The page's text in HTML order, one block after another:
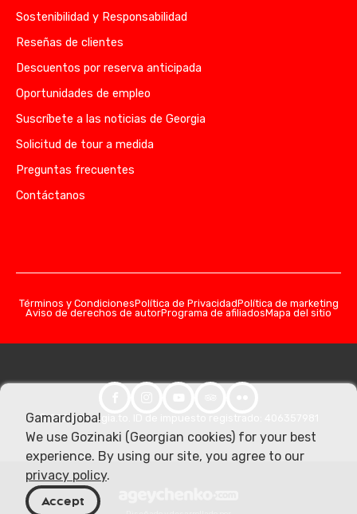
Sostenibilidad y Responsabilidad
Reseñas de clientes
Descuentos por reserva anticipada
Oportunidades de empleo
Suscríbete a las noticias de Georgia
Solicitud de tour a medida
Preguntas frecuentes
Contáctanos
Términos y CondicionesPolítica de PrivacidadPolítica de marketing
Aviso de derechos de autorPrograma de afiliadosMapa del sitio
© 2026 Georgia.to. ID de impuesto registrado: 406357981
Gamardjoba!
We use Gozinaki (Georgian cookies) for your best
experience. By using our site, you agree to our
privacy policy.
Accept